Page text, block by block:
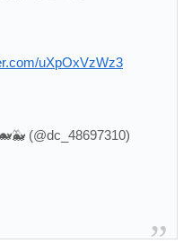
uXpOxVzWz3
(@dc_48697310)